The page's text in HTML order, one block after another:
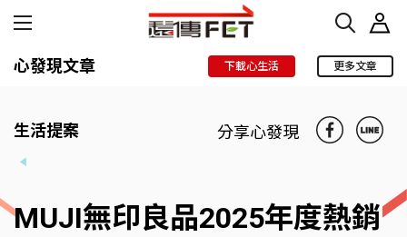
心發現文章 下載心生活 更多文章
生活提案 分享心發現
MUJI無印良品2025年度熱銷